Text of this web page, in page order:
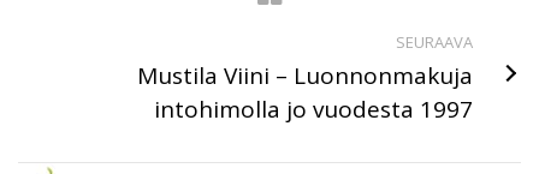
SEURAAVA
Mustila Viini – Luonnonmakuja
intohimolla jo vuodesta 1997